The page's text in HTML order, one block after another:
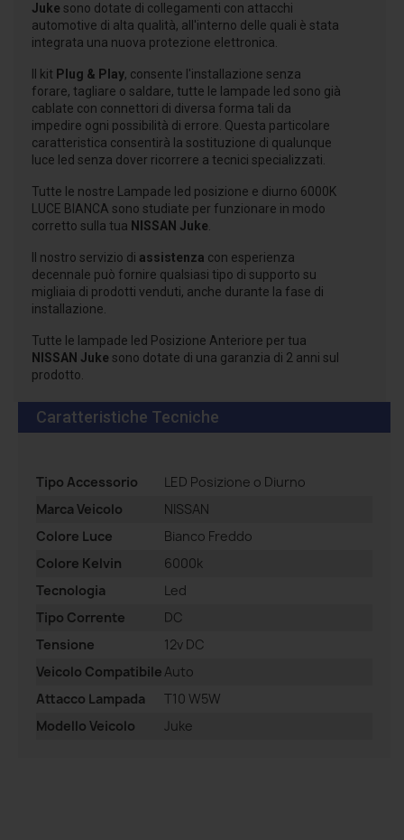
Juke sono dotate di collegamenti con attacchi
automotive di alta qualità, all'interno delle quali è stata
integrata una nuova protezione elettronica.
Il kit Plug & Play, consente l'installazione senza
forare, tagliare o saldare, tutte le lampade led sono già
cablate con connettori di diversa forma tali da
impedire ogni possibilità di errore. Questa particolare
caratteristica consentirà la sostituzione di qualunque
luce led senza dover ricorrere a tecnici specializzati.
Tutte le nostre Lampade led posizione e diurno 6000K
LUCE BIANCA sono studiate per funzionare in modo
corretto sulla tua NISSAN Juke.
Il nostro servizio di assistenza con esperienza
decennale può fornire qualsiasi tipo di supporto su
migliaia di prodotti venduti, anche durante la fase di
installazione.
Tutte le lampade led Posizione Anteriore per tua
NISSAN Juke sono dotate di una garanzia di 2 anni sul
prodotto.
Caratteristiche Tecniche
Tipo Accessorio
LED Posizione o Diurno
Marca Veicolo
NISSAN
Colore Luce
Bianco Freddo
Colore Kelvin
6000k
Tecnologia
Led
Tipo Corrente
DC
Tensione
12v DC
Veicolo Compatibile Auto
Attacco Lampada
T10 W5W
Modello Veicolo
Juke